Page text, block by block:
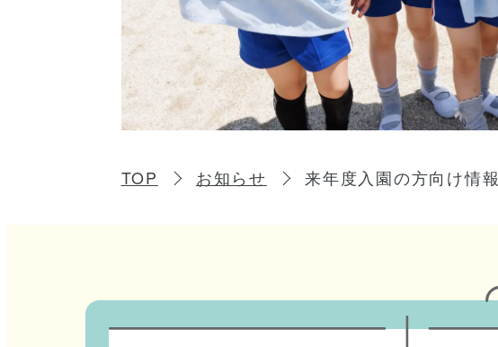
TOP お知らせ 来年度入園の方向け情報